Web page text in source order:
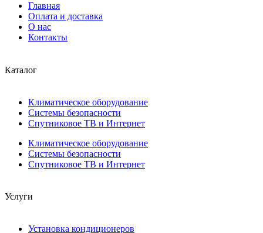
Главная
Оплата и доставка
О нас
Контакты
Каталог
Климатическое оборудование
Системы безопасности
Спутниковое ТВ и Интернет
Климатическое оборудование
Системы безопасности
Спутниковое ТВ и Интернет
Услуги
Установка кондиционеров